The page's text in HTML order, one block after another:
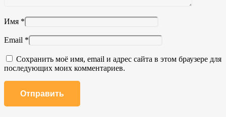
Имя *
Email *
Сохранить моё имя, email и адрес сайта в этом браузере для
последующих моих комментариев.